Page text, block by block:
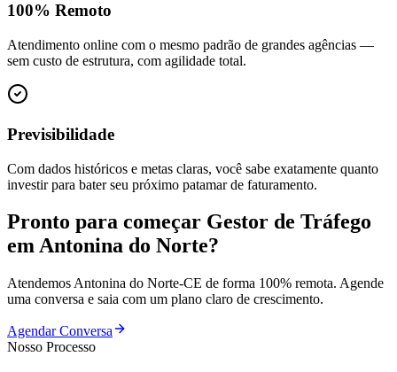
100% Remoto
Atendimento online com o mesmo padrão de grandes agências —
sem custo de estrutura, com agilidade total.
Previsibilidade
Com dados históricos e metas claras, você sabe exatamente quanto
investir para bater seu próximo patamar de faturamento.
Pronto para começar Gestor de Tráfego
emAntonina do Norte?
Atendemos Antonina do Norte-CE de forma 100% remota. Agende
uma conversa e saia com um plano claro de crescimento.
Agendar Conversa
Nosso Processo